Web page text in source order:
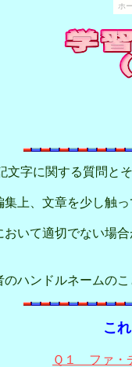
ホ
字に関する質問とそ
上、文章を少し触っ
いて適切でない場
ハンドルネームのこ
こ
Ｑ１ ファ・